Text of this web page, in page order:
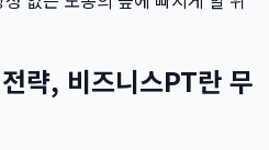
략, 비즈니스PT란 무